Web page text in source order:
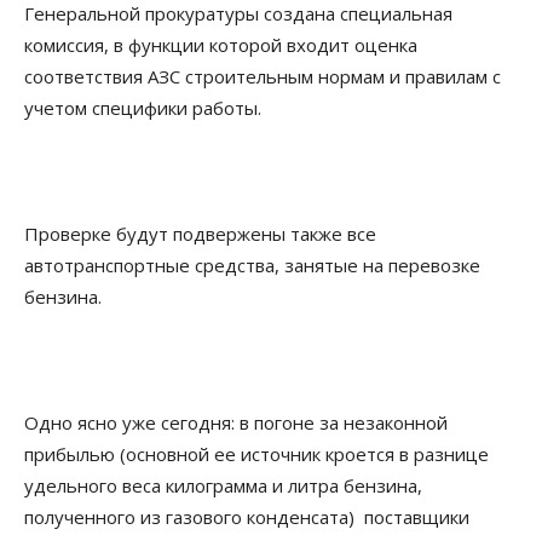
Генеральной прокуратуры создана специальная
комиссия, в функции которой входит оценка
соответствия АЗС строительным нормам и правилам с
учетом специфики работы.
Проверке будут подвержены также все
автотранспортные средства, занятые на перевозке
бензина.
Одно ясно уже сегодня: в погоне за незаконной
прибылью (основной ее источник кроется в разнице
удельного веса килограмма и литра бензина,
полученного из газового конденсата) поставщики